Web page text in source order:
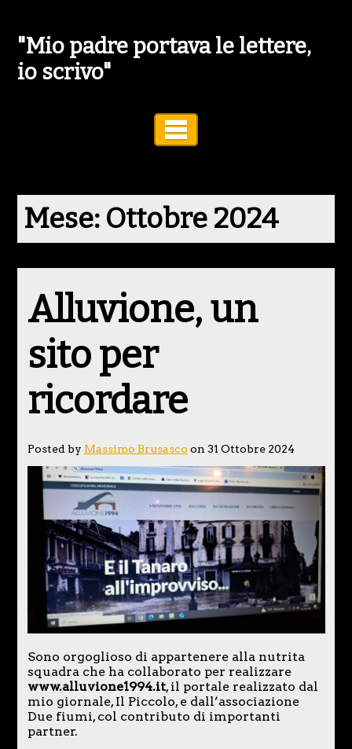
"Mio padre portava le lettere,
io scrivo"
Mese: Ottobre 2024
Alluvione, un
sito per
ricordare
Posted by Massimo Brusasco on 31 Ottobre 2024
Sono orgoglioso di appartenere alla nutrita
squadra che ha collaborato per realizzare
www.alluvione1994.it, il portale realizzato dal
mio giornale, Il Piccolo, e dall’associazione
Due fiumi, col contributo di importanti
partner.